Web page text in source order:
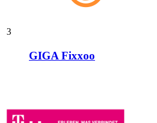
3
GIGA Fixxoo